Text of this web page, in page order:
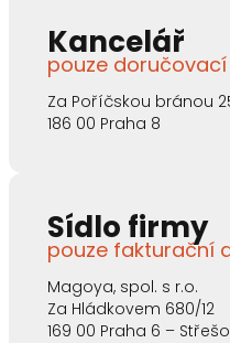
Kancelář
pouze
Za Poříčskou bránou
186 00 Praha 8
Sídlo firmy
pouze fakturační
Magoya, spol. s r.o.
Za Hládkovem 680/12
169 00 Praha 6 –